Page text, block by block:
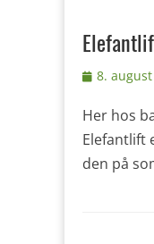
Udgivet
8.
Her hos
Elefantlift
den på